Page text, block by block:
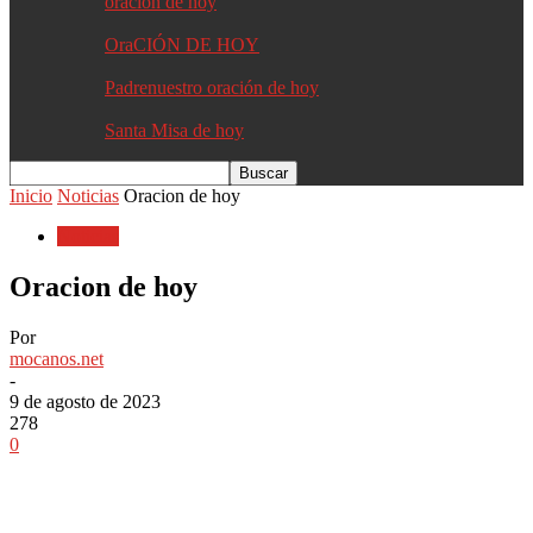
OraCIÓN DE HOY
Padrenuestro oración de hoy
Santa Misa de hoy
Inicio Noticias Oracion de hoy
Oracion de hoy
Por
mocanos.net
-
9 de agosto de 2023
278
0